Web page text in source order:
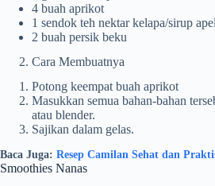
4 buah aprikot
1 sendok teh nektar kelapa/sirup
2 buah persik beku
Cara Membuatnya
Potong keempat buah aprikot
Masukkan semua bahan-bahan
atau blender.
Sajikan dalam gelas.
Baca Juga: Resep Camilan Sehat dan
Smoothies Nanas